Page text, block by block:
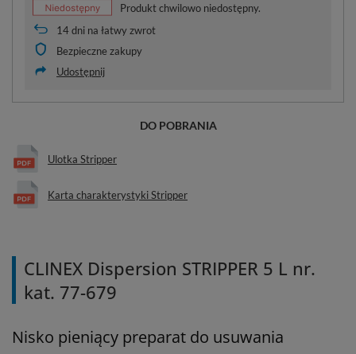
Produkt chwilowo niedostępny.
14dni na łatwy zwrot
Bezpieczne zakupy
Udostępnij
DO POBRANIA
Ulotka Stripper
Karta charakterystyki Stripper
CLINEX Dispersion STRIPPER 5 L nr.
kat. 77-679
Nisko pieniący preparat do usuwania